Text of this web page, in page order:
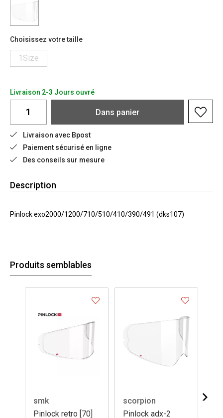
Choisissez votre taille
1Size
Livraison 2-3 Jours ouvré
Dans panier
Livraison avec Bpost
Paiement sécurisé en ligne
Des conseils sur mesure
Description
Pinlock exo2000/1200/710/510/410/390/491 (dks107)
Produits semblables
smk
Pinlock retro [70]
scorpion
Pinlock adx-2